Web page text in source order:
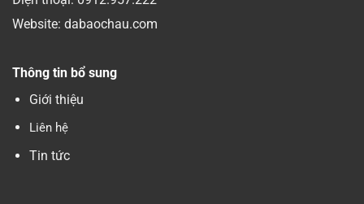
Website: dabaochau.com
Thông tin bổ sung
Giới thiệu
Liên hệ
Tin tức